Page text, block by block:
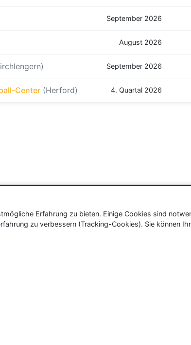
September 2026
August 2026
September 2026
Center (Herford) 4. Quartal 2026
Erfahrung zu bieten. Einige Cookies sind
zu verbessern (Tracking-Cookies). Sie können